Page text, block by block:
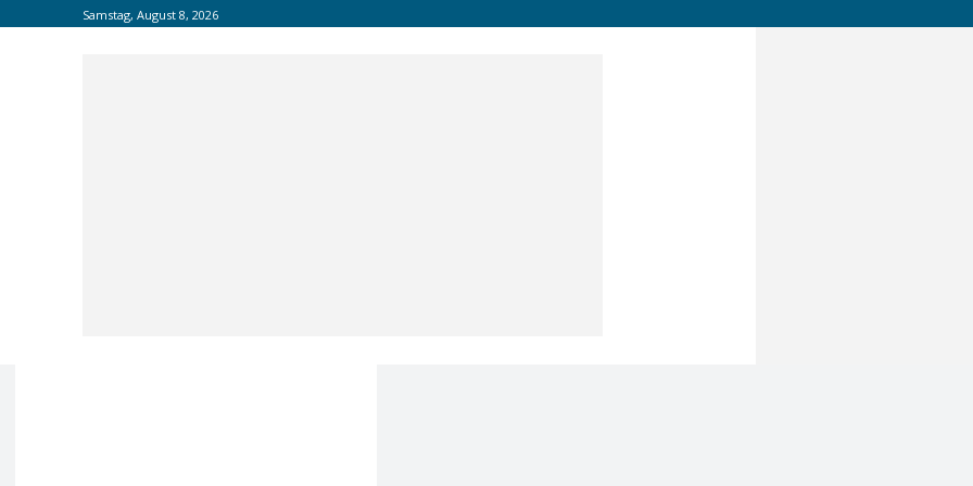
Samstag, August 8, 2026